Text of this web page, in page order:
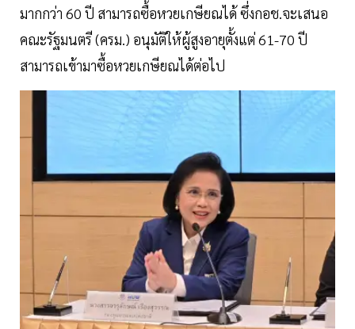
มากกว่า 60 ปี สามารถซื้อหวยเกษียณได้ ซึ่งกอช.จะเสนอ
คณะรัฐมนตรี (ครม.) อนุมัติให้ผู้สูงอายุตั้งแต่ 61-70 ปี
สามารถเข้ามาซื้อหวยเกษียณได้ต่อไป